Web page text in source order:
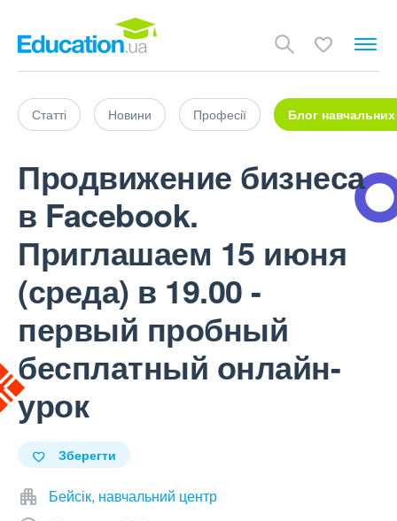
Статті Новини Професії Блог навчальних
Продвижение бизнеса
в Facebook.
Приглашаем 15 июня
(среда) в 19.00 -
первый пробный
бесплатный онлайн-
урок
Зберегти
Бейсік, навчальний центр